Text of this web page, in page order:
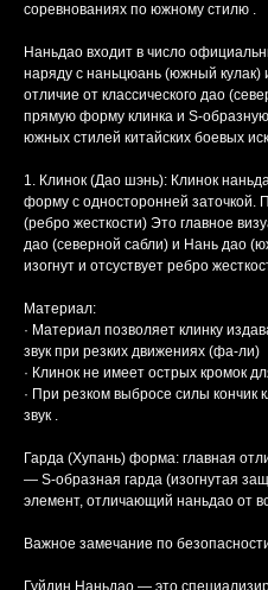
соревнованиях по южному стилю .
Наньдао входит в число
наряду с наньцюань (южный кулак)
отличие от классического дао
прямую форму клинка и S-
южных стилей китайских боевых
1. Клинок (Дао шэнь): Клинок
форму с односторонней заточкой.
(ребро жесткости) Это главное
дао (северной сабли) и Нань дао
изогнут и отсуствует ребро
Материал:
· Материал позволяет клинку
звук при резких движениях (фа-ли)
· Клинок не имеет острых кромок
· При резком выбросе силы кончик
звук .
Гарда (Хупань) форма: главная
— S-образная гарда (изогнутая
элемент, отличающий наньдао от
Важное замечание по